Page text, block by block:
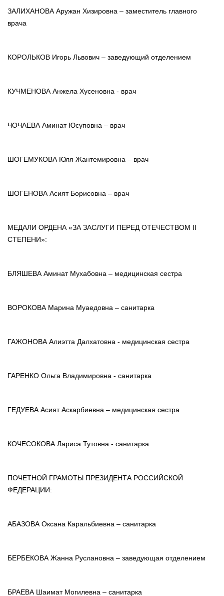
ЗАЛИХАНОВА Аружан Хизировна – заместитель главного
врача
КОРОЛЬКОВ Игорь Львович – заведующий отделением
КУЧМЕНОВА Анжела Хусеновна - врач
ЧОЧАЕВА Аминат Юсуповна – врач
ШОГЕМУКОВА Юля Жантемировна – врач
ШОГЕНОВА Асият Борисовна – врач
МЕДАЛИ ОРДЕНА «ЗА ЗАСЛУГИ ПЕРЕД ОТЕЧЕСТВОМ II
СТЕПЕНИ»:
БЛЯШЕВА Аминат Мухабовна – медицинская сестра
ВОРОКОВА Марина Муаедовна – санитарка
ГАЖОНОВА Алиэтта Далхатовна - медицинская сестра
ГАРЕНКО Ольга Владимировна - санитарка
ГЕДУЕВА Асият Аскарбиевна – медицинская сестра
КОЧЕСОКОВА Лариса Тутовна - санитарка
ПОЧЕТНОЙ ГРАМОТЫ ПРЕЗИДЕНТА РОССИЙСКОЙ
ФЕДЕРАЦИИ:
АБАЗОВА Оксана Каральбиевна – санитарка
БЕРБЕКОВА Жанна Руслановна – заведующая отделением
БРАЕВА Шаимат Могилевна – санитарка